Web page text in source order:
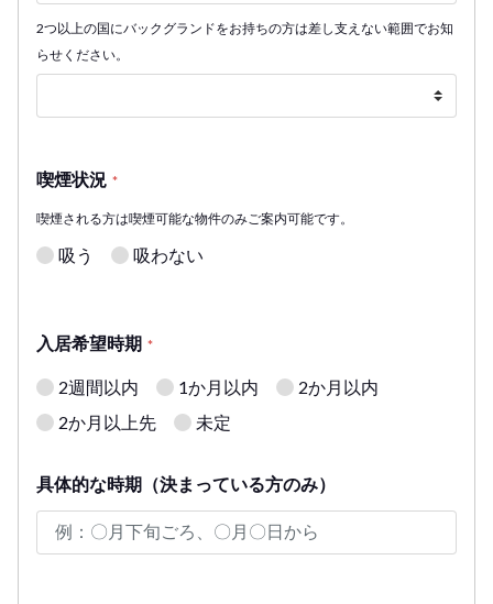
2つ以上の国にバックグランドをお持ちの方は差し支えない範囲でお知
らせください。
喫煙状況 *
喫煙される方は喫煙可能な物件のみご案内可能です。
吸う 吸わない
入居希望時期 *
2週間以内 1か月以内
2か月以内
2か月以上先
未定
具体的な時期（決まっている方のみ）